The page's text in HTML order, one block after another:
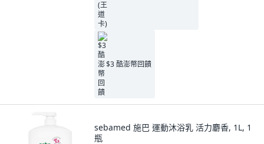
$3 酷澎幣回饋
sebamed 施巴 運動沐浴乳 活力麝香, 1L, 1
瓶